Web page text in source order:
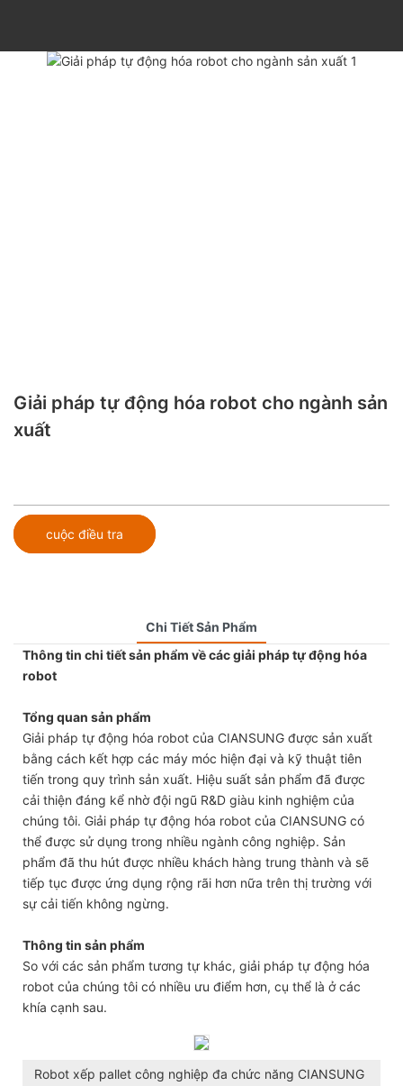
Giải pháp tự động hóa robot cho ngành sản
xuất
cuộc điều tra
Chi Tiết Sản Phẩm
Thông tin chi tiết sản phẩm về các giải pháp tự động hóa
robot
Tổng quan sản phẩm
Giải pháp tự động hóa robot của CIANSUNG được sản xuất
bằng cách kết hợp các máy móc hiện đại và kỹ thuật tiên
tiến trong quy trình sản xuất. Hiệu suất sản phẩm đã được
cải thiện đáng kể nhờ đội ngũ R&D giàu kinh nghiệm của
chúng tôi. Giải pháp tự động hóa robot của CIANSUNG có
thể được sử dụng trong nhiều ngành công nghiệp. Sản
phẩm đã thu hút được nhiều khách hàng trung thành và sẽ
tiếp tục được ứng dụng rộng rãi hơn nữa trên thị trường với
sự cải tiến không ngừng.
Thông tin sản phẩm
So với các sản phẩm tương tự khác, giải pháp tự động hóa
robot của chúng tôi có nhiều ưu điểm hơn, cụ thể là ở các
khía cạnh sau.
Robot xếp pallet công nghiệp đa chức năng CIANSUNG